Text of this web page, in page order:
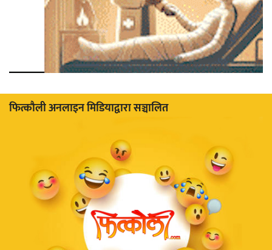
फित्काैली अनलाइन मिडियाद्वारा सञ्चालित